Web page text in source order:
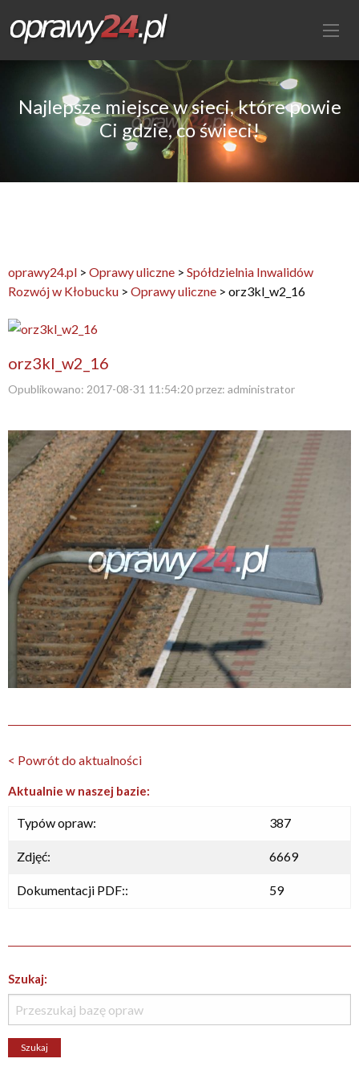
Najlepsze miejsce w sieci, które powie
Ci gdzie, co świeci!
oprawy24.pl > Oprawy uliczne > Spółdzielnia Inwalidów
Rozwój w Kłobucku > Oprawy uliczne > orz3kl_w2_16
orz3kl_w2_16
Opublikowano: 2017-08-31 11:54:20przez: administrator
< Powrót do aktualności
Aktualnie w naszej bazie:
Typów opraw: 387
Zdjęć: 6669
Dokumentacji PDF:: 59
Szukaj: